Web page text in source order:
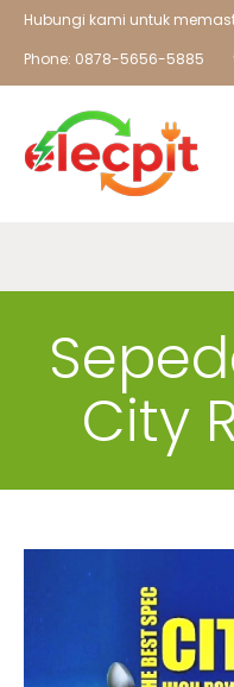
Hubungi kami untuk
Phone: 0878-5656-5885
City